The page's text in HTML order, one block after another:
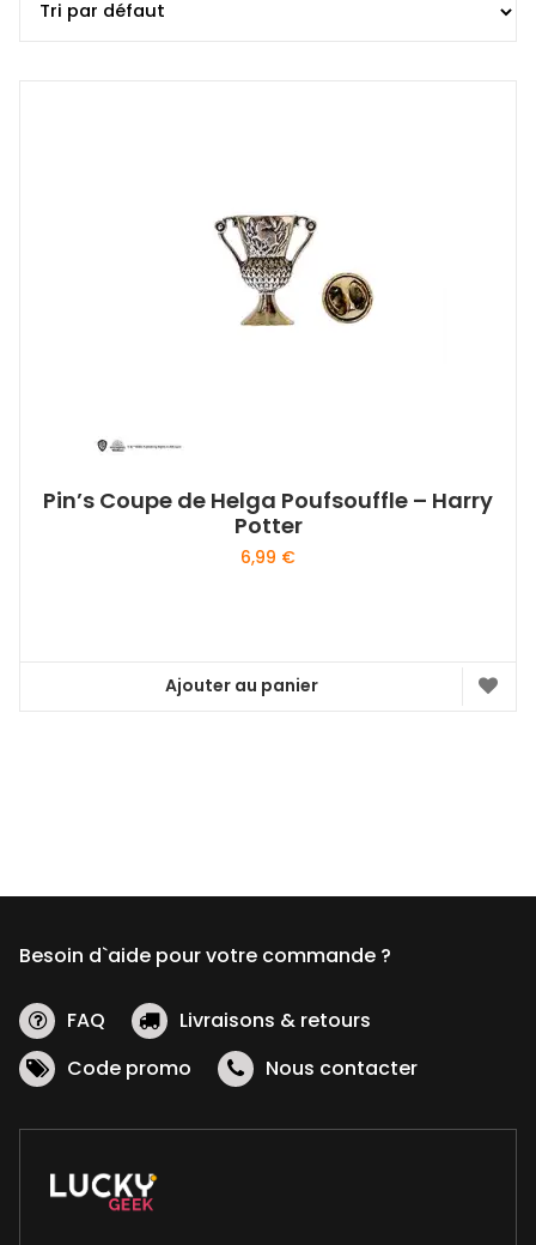
Pin’s Coupe de Helga Poufsouffle – Harry
Potter
6,99 €
Ajouter au panier
Besoin d`aide pour votre commande ?
FAQ
Livraisons & retours
Code promo
Nous contacter